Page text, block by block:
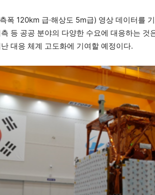
폭 120km 급·해상도 5m급) 영상 데이터를
등 공공 분야의 다양한 수요에 대응하는 것
대응 체계 고도화에 기여할 예정이다.